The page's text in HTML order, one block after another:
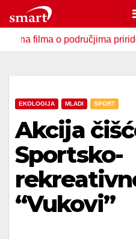
to
contento područjima priride koja
EKOLOGIJA MLADI SPORT
Akcija
Sportsko-
“Vukovi”